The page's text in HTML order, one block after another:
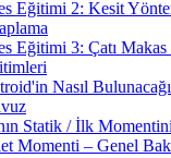
Eğitimi 2: Kesit
Eğitimi 3: Çatı Makas
Nasıl
Statik / İlk
Momenti – Genel